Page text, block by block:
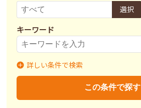
選択
キーワード
募集状況
不妊去勢手術
詳しい条件で検索
この条件で探す